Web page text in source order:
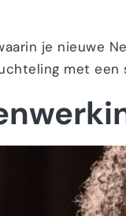
je nieuwe
met een